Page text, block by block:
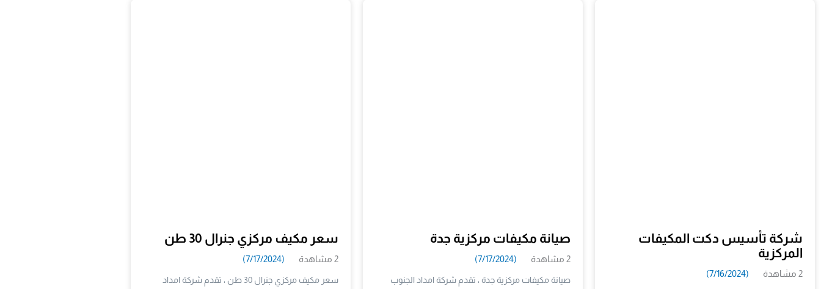
شركة تأسيس دكت المكيفات
المركزية
2 مشاهدة (7/16/2024)
صيانة مكيفات مركزية جدة
2 مشاهدة (7/17/2024)
صيانة مكيفات مركزية جدة ، تقدم شركة امداد الجنوب
سعر مكيف مركزي جنرال 30 طن
2 مشاهدة (7/17/2024)
سعر مكيف مركزي جنرال 30 طن ، تقدم شركة امداد